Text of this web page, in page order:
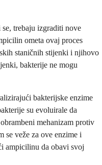
trebaju izgraditi nove
ometa ovaj proces
staničnih stijenki i njihovo
bakterije ne mogu
bakterijske enzime
su evoluirale da
mehanizam protiv
se veže za ove enzime i
ampicilinu da obavi svoj